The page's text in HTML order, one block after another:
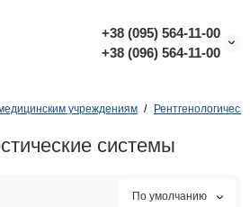
+38 (095) 564-11-00
+38 (096) 564-11-00
учреждениям
системы
По умолчанию